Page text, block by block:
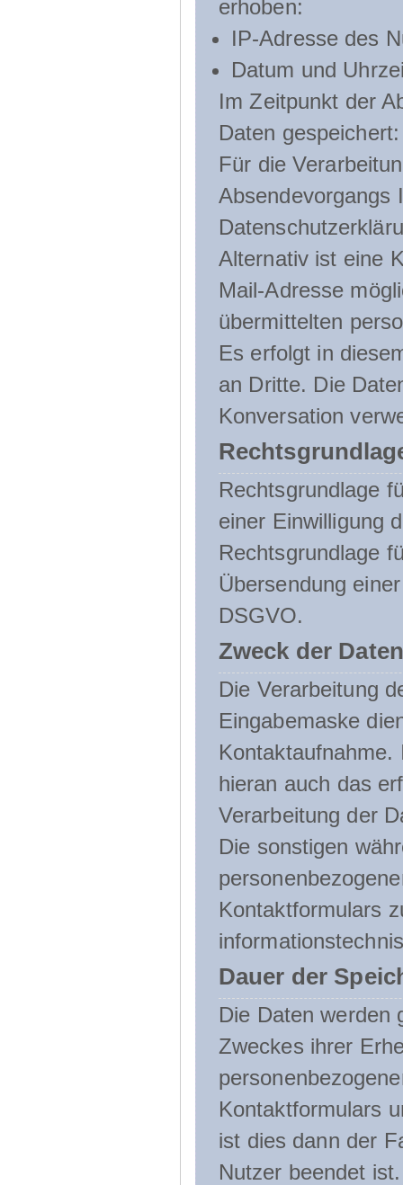
erhoben:
IP-Adresse des
Datum und
Im Zeitpunkt der
Daten gespeichert:
Für die
Absendevorgangs
Alternativ ist eine
Mail-Adresse
übermittelten
Es erfolgt in
an Dritte. Die
Konversation
Rechtsgrundlage
einer Einwilligung
Rechtsgrundlage
Übersendung
DSGVO.
Zweck der
Die Verarbeitung
Eingabemaske
hieran auch das
Verarbeitung der
Die sonstigen
Kontaktformulars
Dauer der
Die Daten werden
Zweckes ihrer
Kontaktformulars
ist dies dann der
Nutzer beendet